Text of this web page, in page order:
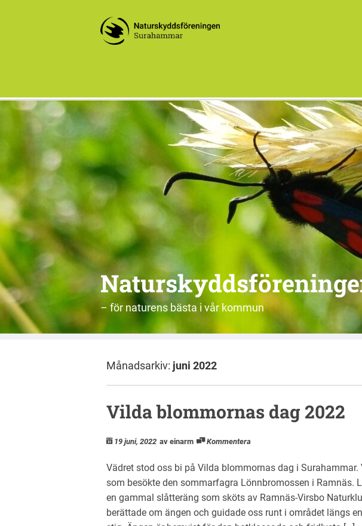
– för naturens bästa i vår kommun
Månadsarkiv: juni 2022
Vilda blommornas dag 2022
19 juni, 2022 av einarm Kommentera
Vädret stod oss bi på Vilda blommornas dag i Surahammar.
som besökte den sommarfagra Lönnbromossen i Ramnäs.
en gammal slåtteräng som sköts av Ramnäs-Virsbo
berättade om ängen och guidade oss runt i området längs